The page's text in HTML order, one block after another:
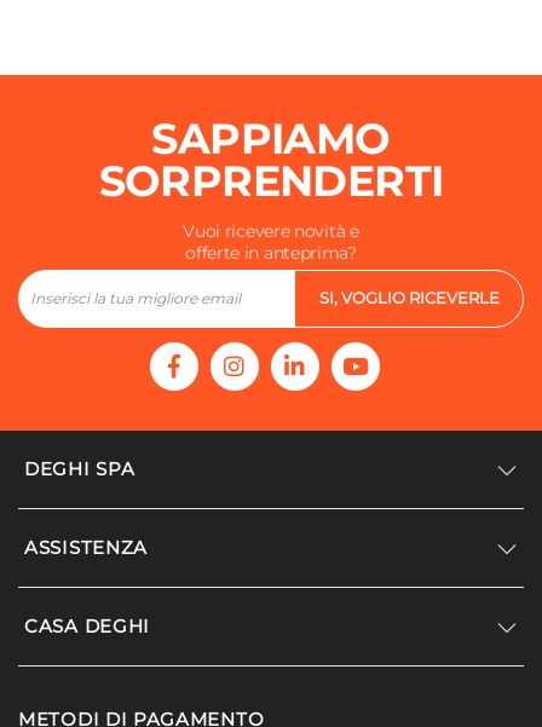
SAPPIAMO
SORPRENDERTI
Vuoi ricevere novità e
offerte in anteprima?
SI, VOGLIO RICEVERLE
DEGHI SPA
Accedi/Registrati
Modello organizzativo e codice etico
ASSISTENZA
Supporto
Agevolazioni fiscali
CASA DEGHI
METODI DI PAGAMENTO